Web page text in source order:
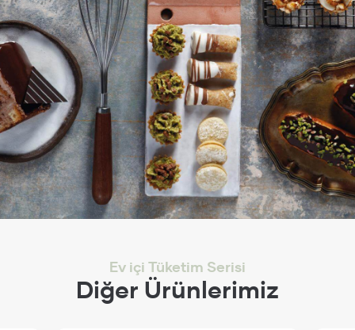
Ev içi Tüketim Serisi
Diğer Ürünlerimiz